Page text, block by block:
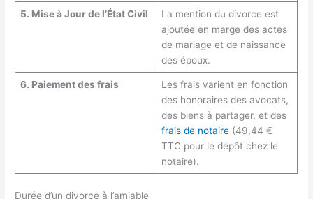
5. Mise à Jour de l’État Civil
La mention du divorce est
ajoutée en marge des actes
de mariage et de naissance
des époux.
6. Paiement des frais
Les frais varient en fonction
des honoraires des avocats,
des biens à partager, et des
frais de notaire(49,44 €
TTC pour le dépôt chez le
notaire).
Durée d’un divorce à l’amiable